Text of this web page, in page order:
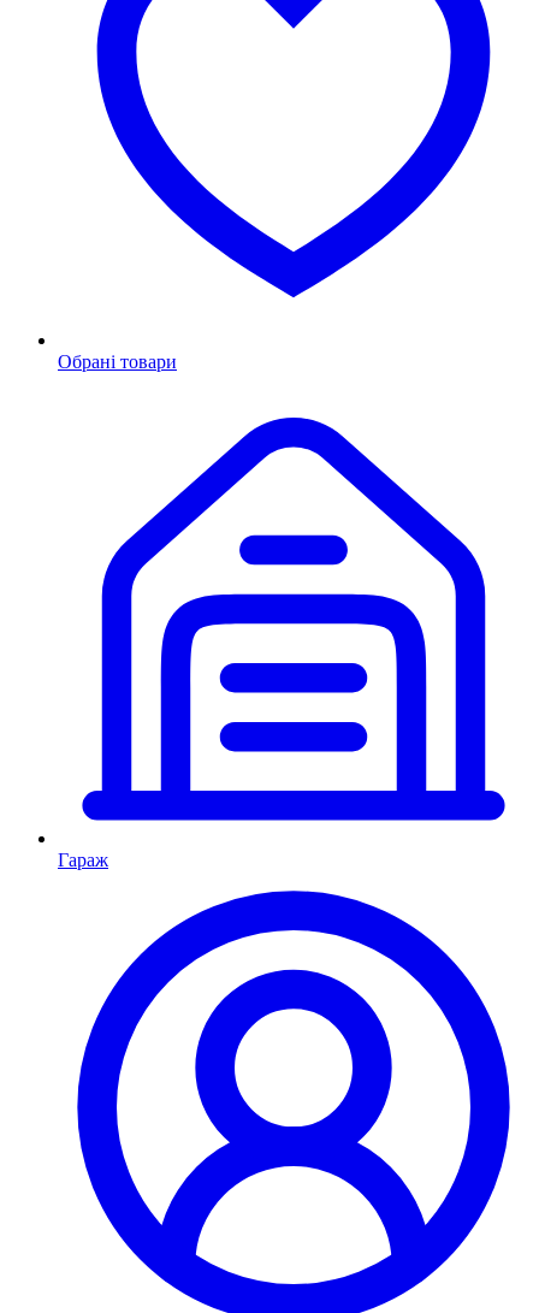
Обрані товари
Гараж